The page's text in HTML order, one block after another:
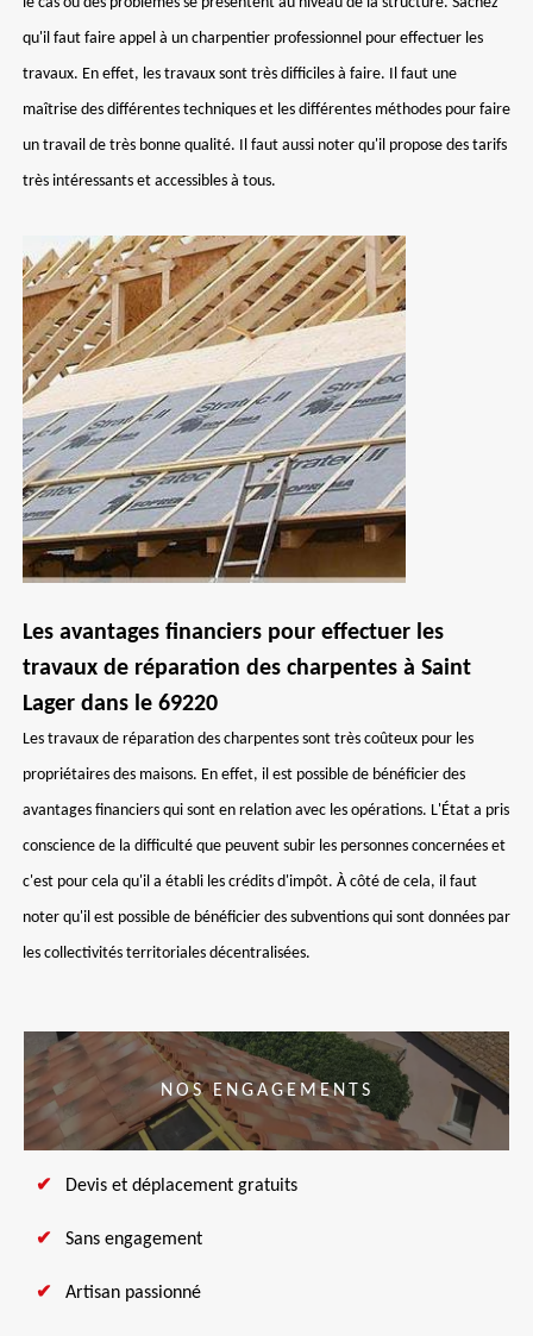
qu'il faut faire appel à un charpentier professionnel pour effectuer les
travaux. En effet, les travaux sont très difficiles à faire. Il faut une
maîtrise des différentes techniques et les différentes méthodes pour faire
un travail de très bonne qualité. Il faut aussi noter qu'il propose des tarifs
très intéressants et accessibles à tous.
Les avantages financiers pour effectuer les
travaux de réparation des charpentes à Saint
Lager dans le 69220
Les travaux de réparation des charpentes sont très coûteux pour les
propriétaires des maisons. En effet, il est possible de bénéficier des
avantages financiers qui sont en relation avec les opérations. L'État a pris
conscience de la difficulté que peuvent subir les personnes concernées et
c'est pour cela qu'il a établi les crédits d'impôt. À côté de cela, il faut
noter qu'il est possible de bénéficier des subventions qui sont données par
les collectivités territoriales décentralisées.
NOS ENGAGEMENTS
Devis et déplacement gratuits
Sans engagement
Artisan passionné